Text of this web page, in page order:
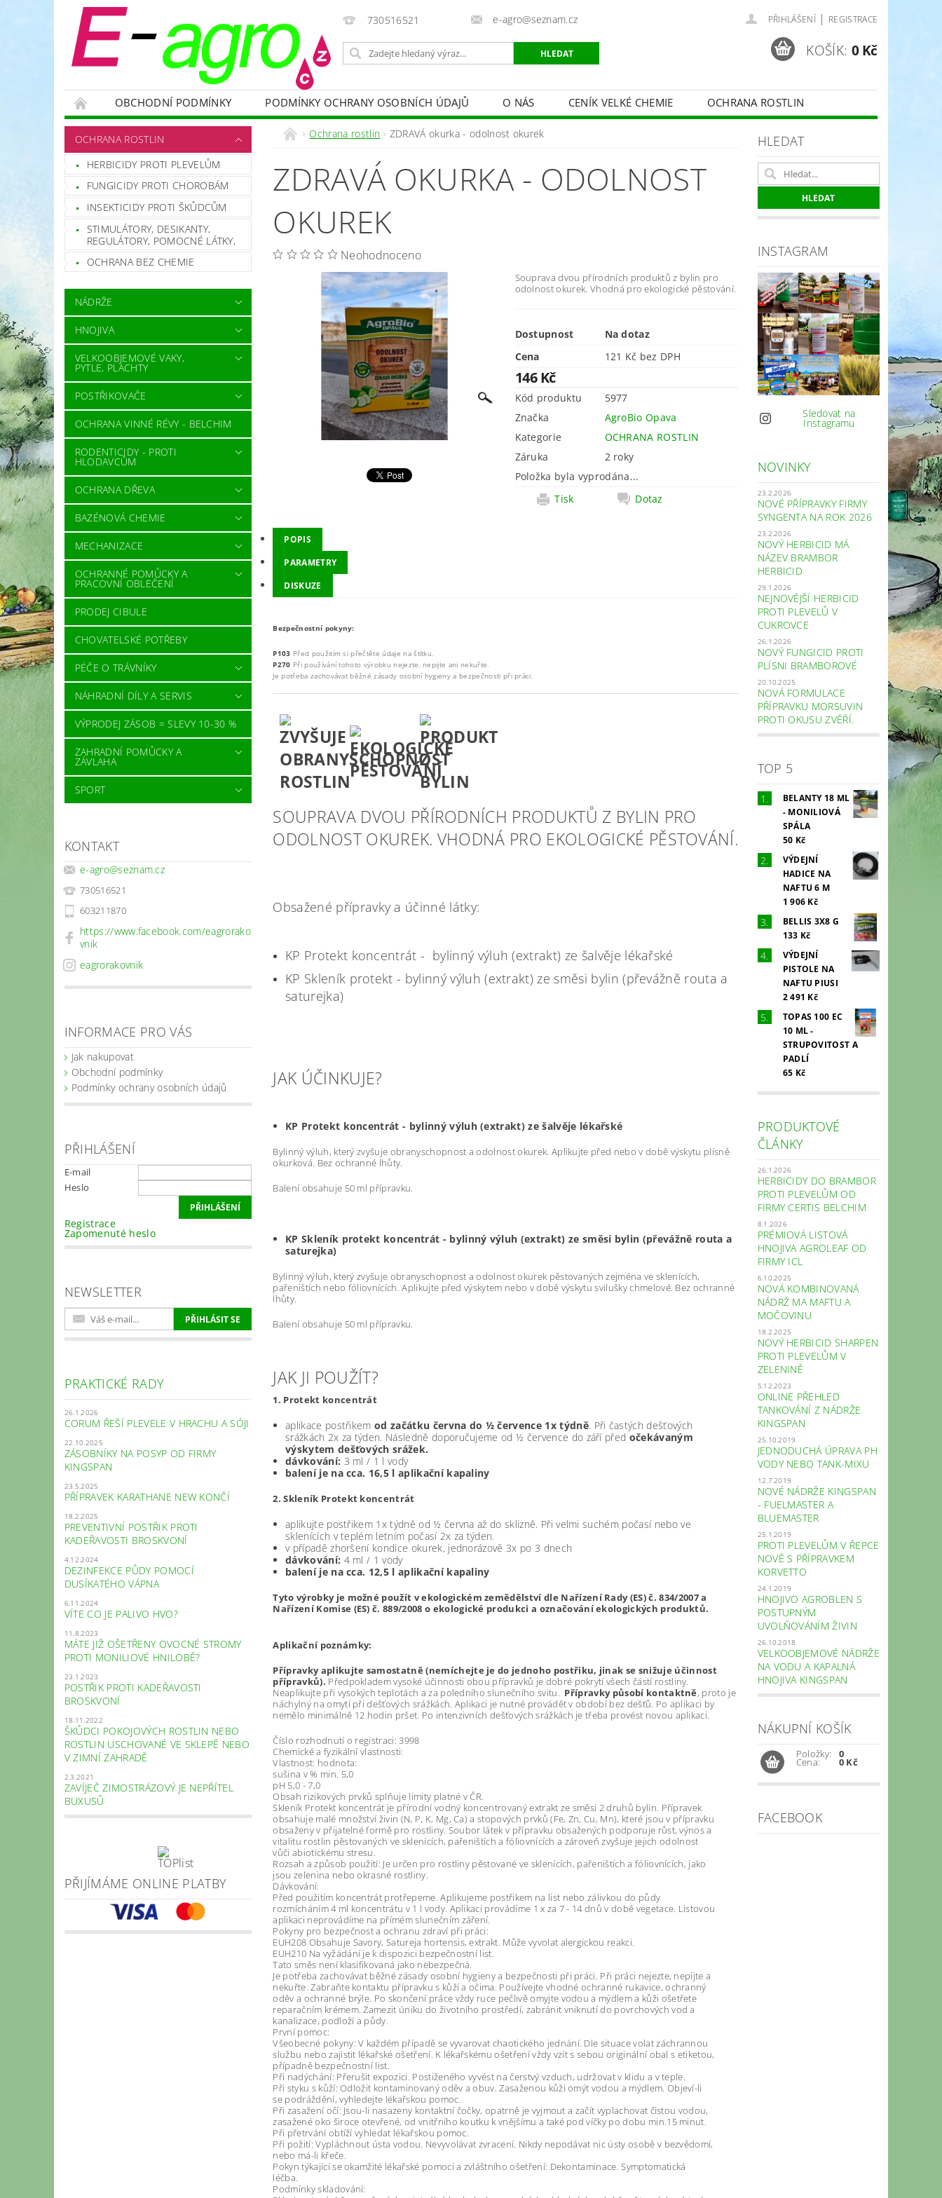
730516521 e-agro@seznam.cz PŘIHLÁŠENÍ | REGISTRACE
KOŠÍK: 0 Kč
OBCHODNÍ PODMÍNKY PODMÍNKY OCHRANY OSOBNÍCH ÚDAJŮ O NÁS CENÍK VELKÉ CHEMIE
OCHRANA ROSTLIN
NÁDRŽE
HNOJIVA VELKOOBJEMOVÉ VAKY, PYTLE, PLACHTY POSTŘIKOVAČE
RODENTICIDY - PROTI HLODAVCŮM
OCHRANNÉ POMŮCKY A PRACOVNÍ OBLEČENÍ
PRODEJ CIBULE CHOVATELSKÉ POTŘEBY
PÉČE O TRÁVNÍKY
NÁHRADNÍ DÍLY A SERVIS
OCHRANA ROSTLIN
HERBICIDY PROTI PLEVELŮM
FUNGICIDY PROTI CHOROBÁM
INSEKTICIDY PROTI ŠKŮDCŮM
STIMULÁTORY, DESIKANTY,
REGULÁTORY, POMOCNÉ LÁTKY,
OCHRANA BEZ CHEMIE
NÁDRŽE
HNOJIVA
VELKOOBJEMOVÉ VAKY,
PYTLE, PLACHTY
POSTŘIKOVAČE
OCHRANA VINNÉ RÉVY - BELCHIM
RODENTICIDY - PROTI
HLODAVCŮM
OCHRANA DŘEVA
BAZÉNOVÁ CHEMIE
MECHANIZACE
OCHRANNÉ POMŮCKY A
PRACOVNÍ OBLEČENÍ
PRODEJ CIBULE
CHOVATELSKÉ POTŘEBY
PÉČE O TRÁVNÍKY
NÁHRADNÍ DÍLY A SERVIS
VÝPRODEJ ZÁSOB = SLEVY 10-30 %
ZAHRADNÍ POMŮCKY A
ZÁVLAHA
SPORT
KONTAKT
e-agro@seznam.cz
730516521
603211870
https://www.facebook.com/eagrorako
vnik
eagrorakovnik
INFORMACE PRO VÁS
Jak nakupovat
Obchodní podmínky
Podmínky ochrany osobních údajů
PŘIHLÁŠENÍ
E-mail
Heslo
Registrace
Zapomenuté heslo
NEWSLETTER
PRAKTICKÉ RADY
26.1.2026
CORUM ŘEŠÍ PLEVELE V HRACHU A SÓJI
22.10.2025
ZÁSOBNÍKY NA POSYP OD FIRMY
KINGSPAN
23.5.2025
PŘÍPRAVEK KARATHANE NEW KONČÍ
18.2.2025
PREVENTIVNÍ POSTŘIK PROTI
KADEŘAVOSTI BROSKVONÍ
4.12.2024
DEZINFEKCE PŮDY POMOCÍ
DUSÍKATÉHO VÁPNA
6.11.2024
VÍTE CO JE PALIVO HVO?
11.8.2023
MÁTE JIŽ OŠETŘENY OVOCNÉ STROMY
PROTI MONILIOVÉ HNILOBĚ?
23.1.2023
POSTŘIK PROTI KADEŘAVOSTI
BROSKVONÍ
18.11.2022
ŠKŮDCI POKOJOVÝCH ROSTLIN NEBO
ROSTLIN USCHOVANÉ VE SKLEPĚ NEBO
V ZIMNÍ ZAHRADĚ
2.3.2021
ZAVÍJEČ ZIMOSTRÁZOVÝ JE NEPŘÍTEL
BUXUSŮ
PŘIJÍMÁME ONLINE PLATBY
Ochrana rostlin ZDRAVÁ okurka - odolnost okurek
ZDRAVÁ OKURKA - ODOLNOST
OKUREK
Neohodnoceno
Souprava dvou přírodních produktů z bylin pro
odolnost okurek. Vhodná pro ekologické pěstování.
Dostupnost
Na dotaz
Cena
121 Kč bez DPH
146 Kč
Kód produktu
5977
Značka
AgroBio Opava
Kategorie
OCHRANA ROSTLIN
Záruka
2 roky
Položka byla vyprodána...
Tisk
Dotaz
POPIS
PARAMETRY
DISKUZE
Bezpečnostní pokyny:
P103 Před použitím si přečtěte údaje na štítku.
P270 Při používání tohoto výrobku nejezte, nepijte ani nekuřte.
Je potřeba zachovávat běžné zásady osobní hygieny a bezpečnosti při práci.
SOUPRAVA DVOU PŘÍRODNÍCH PRODUKTŮ Z BYLIN PRO
ODOLNOST OKUREK. VHODNÁ PRO EKOLOGICKÉ PĚSTOVÁNÍ.
Obsažené přípravky a účinné látky:
KP Protekt koncentrát - bylinný výluh (extrakt) ze šalvěje lékařské
KP Skleník protekt - bylinný výluh (extrakt) ze směsi bylin (převážně routa a
saturejka)
JAK ÚČINKUJE?
KP Protekt koncentrát - bylinný výluh (extrakt) ze šalvěje lékařské
Bylinný výluh, který zvyšuje obranyschopnost a odolnost okurek. Aplikujte před nebo v době výskytu plísně
okurková. Bez ochranné lhůty.
Balení obsahuje 50 ml přípravku.
KP Skleník protekt koncentrát - bylinný výluh (extrakt) ze směsi bylin (převážně routa a
saturejka)
Bylinný výluh, který zvyšuje obranyschopnost a odolnost okurek pěstovaných zejména ve sklenících,
pařeništích nebo fóliovnících. Aplikujte před výskytem nebo v době výskytu svilušky chmelové. Bez ochranné
lhůty.
Balení obsahuje 50 ml přípravku.
JAK JI POUŽÍT?
1. Protekt koncentrát
aplikace postřikemod začátku června do ½ července 1x týdně. Při častých dešťových
srážkách 2x za týden. Následně doporučujeme od ½ července do září před očekávaným
výskytem dešťových srážek.
dávkování: 3 ml / 1 l vody
balení je na cca. 16,5 l aplikační kapaliny
2. Skleník Protekt koncentrát
aplikujte postřikem 1x týdně od ½ června až do sklizně. Při velmi suchém počasí nebo ve
sklenících v teplém letním počasí 2x za týden.
v případě zhoršení kondice okurek, jednorázově 3x po 3 dnech
dávkování: 4 ml / 1 vody
balení je na cca. 12,5 l aplikační kapaliny
Tyto výrobky je možné použít v ekologickém zemědělství dle Nařízení Rady (ES) č. 834/2007 a
Nařízení Komise (ES) č. 889/2008 o ekologické produkci a označování ekologických produktů.
Aplikační poznámky:
Přípravky aplikujte samostatně (nemíchejte je do jednoho postřiku, jinak se snižuje účinnost
přípravků). Předpokladem vysoké účinnosti obou přípravků je dobré pokrytí všech částí rostliny.
Neaplikujte při vysokých teplotách a za poledního slunečního svitu. Přípravky působí kontaktně, proto je
náchylný na omytí při dešťových srážkách. Aplikaci je nutné provádět v období bez dešťů. Po aplikaci by
nemělo minimálně 12 hodin pršet. Po intenzivních dešťových srážkách je třeba provést novou aplikaci.
Číslo rozhodnutí o registraci: 3998
Chemické a fyzikální vlastnosti:
Vlastnost: hodnota:
sušina v % min. 5,0
pH 5,0 - 7,0
Obsah rizikových prvků splňuje limity platné v ČR.
Skleník Protekt koncentrát je přírodní vodný koncentrovaný extrakt ze směsi 2 druhů bylin. Přípravek
obsahuje malé množství živin (N, P, K, Mg, Ca) a stopových prvků (Fe, Zn, Cu, Mn), které jsou v přípravku
obsaženy v přijatelné formě pro rostliny. Soubor látek v přípravku obsažených podporuje růst, výnos a
vitalitu rostlin pěstovaných ve sklenících, pařeništích a fóliovnících a zároveň zvyšuje jejich odolnost
vůči abiotickému stresu.
Rozsah a způsob použití: Je určen pro rostliny pěstované ve sklenících, pařeništích a fóliovnících, jako
jsou zelenina nebo okrasné rostliny.
Dávkování:
Před použitím koncentrát protřepeme. Aplikujeme postřikem na list nebo zálivkou do půdy
rozmícháním 4 ml koncentrátu v 1 l vody. Aplikaci provádíme 1 x za 7 - 14 dnů v době vegetace. Listovou
aplikaci neprovádíme na přímém slunečním záření.
Pokyny pro bezpečnost a ochranu zdraví při práci:
EUH208 Obsahuje Savory, Satureja hortensis, extrakt. Může vyvolat alergickou reakci.
EUH210 Na vyžádání je k dispozici bezpečnostní list.
Tato směs není klasifikovaná jako nebezpečná.
Je potřeba zachovávat běžné zásady osobní hygieny a bezpečnosti při práci. Při práci nejezte, nepijte a
nekuřte. Zabraňte kontaktu přípravku s kůží a očima. Používejte vhodné ochranné rukavice, ochranný
oděv a ochranné brýle. Po skončení práce vždy ruce pečlivě omyjte vodou a mýdlem a kůži ošetřete
reparačním krémem. Zamezit úniku do životního prostředí, zabránit vniknutí do povrchových vod a
kanalizace, podloží a půdy.
První pomoc:
Všeobecné pokyny: V každém případě se vyvarovat chaotického jednání. Dle situace volat záchrannou
službu nebo zajistit lékařské ošetření. K lékařskému ošetření vždy vzít s sebou originální obal s etiketou,
případně bezpečnostní list.
Při nadýchání: Přerušit expozici. Postiženého vyvést na čerstvý vzduch, udržovat v klidu a v teple.
Při styku s kůží: Odložit kontaminovaný oděv a obuv. Zasaženou kůži omýt vodou a mýdlem. Objeví-li
se podráždění, vyhledejte lékařskou pomoc.
Při zasažení očí: Jsou-li nasazeny kontaktní čočky, opatrně je vyjmout a začít vyplachovat čistou vodou,
zasažené oko široce otevřené, od vnitřního koutku k vnějšímu a také pod víčky po dobu min.15 minut.
Při přetrvání obtíží vyhledat lékařskou pomoc.
Při požití: Vypláchnout ústa vodou. Nevyvolávat zvracení. Nikdy nepodávat nic ústy osobě v bezvědomí,
nebo má-li křeče.
Pokyn týkající se okamžité lékařské pomoci a zvláštního ošetření: Dekontaminace. Symptomatická
léčba.
Podmínky skladování:
HLEDAT
INSTAGRAM
Sledovat na
Instagramu
NOVINKY
23.2.2026
NOVÉ PŘÍPRAVKY FIRMY
SYNGENTA NA ROK 2026
23.2.2026
NOVÝ HERBICID MÁ
NÁZEV BRAMBOR
HERBICID
29.1.2026
NEJNOVĚJŠÍ HERBICID
PROTI PLEVELŮ V
CUKROVCE
26.1.2026
NOVÝ FUNGICID PROTI
PLÍSNI BRAMBOROVÉ
20.10.2025
NOVÁ FORMULACE
PŘÍPRAVKU MORSUVIN
PROTI OKUSU ZVĚŘÍ.
TOP 5
BELANTY 18 ML
- MONILIOVÁ
SPÁLA
50 Kč
VÝDEJNÍ
HADICE NA
NAFTU 6 M
1 906 Kč
BELLIS 3X8 G
133 Kč
VÝDEJNÍ
PISTOLE NA
NAFTU PIUSI
2 491 Kč
TOPAS 100 EC
10 ML -
STRUPOVITOST A
PADLÍ
65 Kč
PRODUKTOVÉ
ČLÁNKY
26.1.2026
HERBICIDY DO BRAMBOR
PROTI PLEVELŮM OD
FIRMY CERTIS BELCHIM
8.1.2026
PRÉMIOVÁ LISTOVÁ
HNOJIVA AGROLEAF OD
FIRMY ICL
6.10.2025
NOVÁ KOMBINOVANÁ
NÁDRŽ MA MAFTU A
MOČOVINU
18.2.2025
NOVÝ HERBICID SHARPEN
PROTI PLEVELŮM V
ZELENINĚ
5.12.2023
ONLINE PŘEHLED
TANKOVÁNÍ Z NÁDRŽE
KINGSPAN
25.10.2019
JEDNODUCHÁ ÚPRAVA PH
VODY NEBO TANK-MIXU
12.7.2019
NOVÉ NÁDRŽE KINGSPAN
- FUELMASTER A
BLUEMASTER
25.1.2019
PROTI PLEVELŮM V ŘEPCE
NOVĚ S PŘÍPRAVKEM
KORVETTO
24.1.2019
HNOJIVO AGROBLEN S
POSTUPNÝM
UVOLŇOVÁNÍM ŽIVIN
26.10.2018
VELKOOBJEMOVÉ NÁDRŽE
NA VODU A KAPALNÁ
HNOJIVA KINGSPAN
NÁKUPNÍ KOŠÍK
Položky:
Cena:
0
0 Kč
FACEBOOK